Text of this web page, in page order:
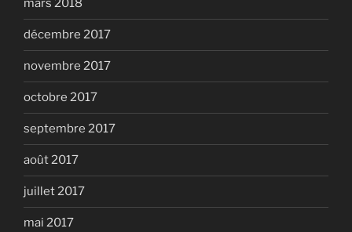
mars 2018
décembre 2017
novembre 2017
octobre 2017
septembre 2017
août 2017
juillet 2017
mai 2017